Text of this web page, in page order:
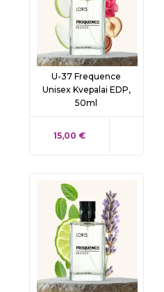
U-37 Frequence
Unisex Kvepalai EDP,
50ml
KAINA
15,00 €